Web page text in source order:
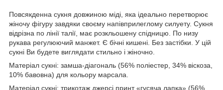
Повсякденна сукня довжиною міді, яка ідеально перетворює
жіночу фігуру завдяки своєму напівприлеглому силуету. Сукня
відрізна по лінії талії, має розкльошену спідницю. По низу
рукава регулюючий манжет. Є бічні кишені. Без застібки. У цій
сукні Ви будете виглядати стильно і жіночно.
Матеріал сукні: замша-діагональ (56% поліестер, 34% віскоза,
10% бавовна) для кольору марсала.
Матеріал сукні: трикотаж джерсі принт «гусяча лапка» (56%